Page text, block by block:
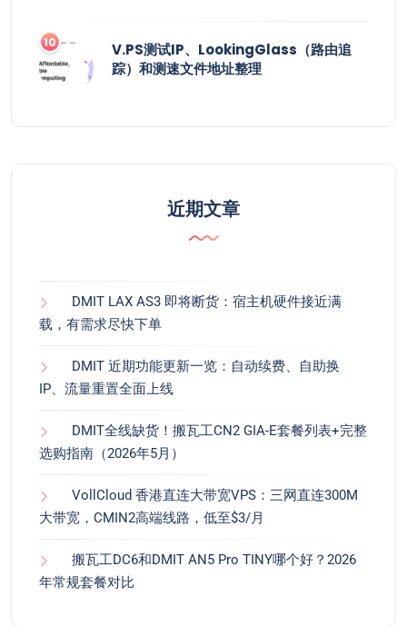
V.PS测试IP、LookingGlass（路由追
踪）和测速文件地址整理
近期文章
DMIT LAX AS3 即将断货：宿主机硬件接近满
载，有需求尽快下单
DMIT 近期功能更新一览：自动续费、自助换
IP、流量重置全面上线
DMIT全线缺货！搬瓦工CN2 GIA-E套餐列表+完整
选购指南（2026年5月）
VollCloud 香港直连大带宽VPS：三网直连300M
大带宽，CMIN2高端线路，低至$3/月
搬瓦工DC6和DMIT AN5 Pro TINY哪个好？2026
年常规套餐对比